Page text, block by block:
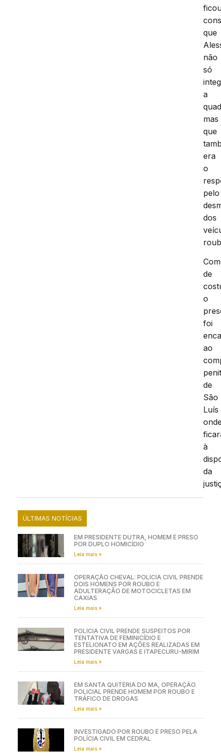
que
não
só
a
mas
que
era
o
pelo
dos
de
o
foi
ao
de
São
Luís
à
da
ÚLTIMAS NOTÍCIAS
EM PRESIDENTE DUTRA, HOMEM É PRESO
POR DUPLO HOMICÍDIO
Leia mais »
OPERAÇÃO CHEVAL: POLÍCIA CIVIL PRENDE
DOIS HOMENS POR ROUBO E
ADULTERAÇÃO DE MOTOCICLETAS EM
CAXIAS
Leia mais »
POLÍCIA CIVIL PRENDE SUSPEITOS POR
TENTATIVA DE FEMINICÍDIO E
ESTELIONATO EM AÇÕES REALIZADAS EM
PRESIDENTE VARGAS E ITAPECURU-MIRIM
Leia mais »
EM SANTA QUITÉRIA DO MA, OPERAÇÃO
POLICIAL PRENDE HOMEM POR ROUBO E
TRÁFICO DE DROGAS
Leia mais »
INVESTIGADO POR ROUBO É PRESO PELA
POLÍCIA CIVIL EM CEDRAL
Leia mais »